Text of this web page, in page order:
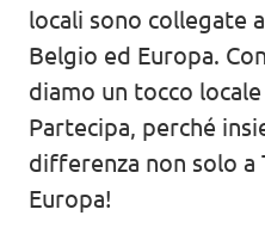
Homepage
Volontario
locali sono collegate
Belgio ed Europa.
diamo un tocco
Partecipa, perché
differenza non solo a
Europa!